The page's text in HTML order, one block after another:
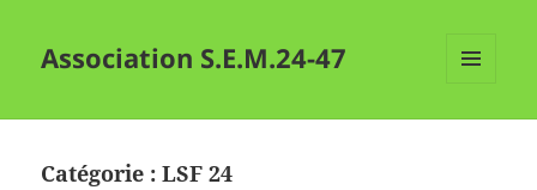
Association S.E.M.24-47
Catégorie :LSF 24